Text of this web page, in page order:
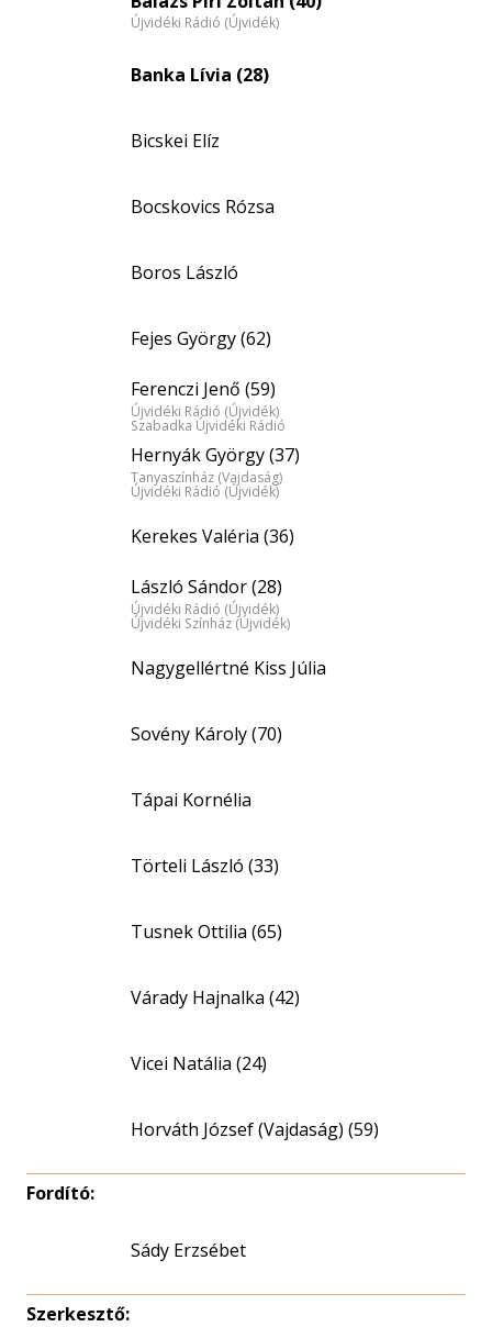
Újvidéki Rádió (Újvidék)
Banka Lívia (28)
Bicskei Elíz
Bocskovics Rózsa
Boros László
Fejes György (62)
Ferenczi Jenő (59)
Újvidéki Rádió (Újvidék)
Szabadka Újvidéki Rádió
Hernyák György (37)
Tanyaszínház (Vajdaság)
Újvidéki Rádió (Újvidék)
Kerekes Valéria (36)
László Sándor (28)
Újvidéki Rádió (Újvidék)
Újvidéki Színház (Újvidék)
Nagygellértné Kiss Júlia
Sovény Károly (70)
Tápai Kornélia
Törteli László (33)
Tusnek Ottilia (65)
Várady Hajnalka (42)
Vicei Natália (24)
Horváth József (Vajdaság) (59)
Fordító:
Sády Erzsébet
Szerkesztő: